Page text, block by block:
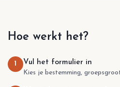
Hoe werkt het?
1 Vul het formulier in
Kies je bestemming,